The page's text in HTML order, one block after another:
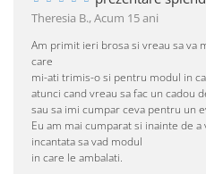
Theresia B.,Acum 15 ani
Am primit ieri brosa si vreau sa va
care
mi-ati trimis-o si pentru modul in
atunci cand vreau sa fac un cadou
sau sa imi cumpar ceva pentru un
Eu am mai cumparat si inainte de
incantata sa vad modul
in care le ambalati.